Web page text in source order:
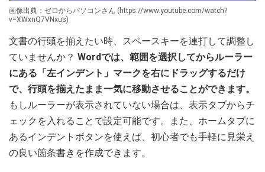
画像出典：ゼロからパソコンさん (https://www.youtube.com/watch?
v=XWxnQ7VNxus)
文書の行頭を揃えたい時、スペースキーを連打して調整し
ていませんか？ Wordでは、範囲を選択してからルーラー
にある「左インデント」マークを右にドラッグするだけ
で、行頭を揃えたまま一気に移動させることができます。
もしルーラーが表示されていない場合は、表示タブからチ
ェックを入れることで設定可能です。また、ホームタブに
あるインデントボタンを使えば、初心者でも手軽に見栄え
の良い箇条書きを作成できます。